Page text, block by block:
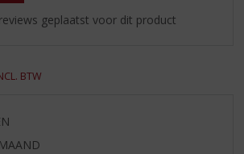
geplaatst voor dit product
BTW